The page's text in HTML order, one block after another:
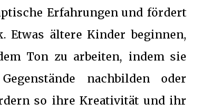
Erfahrungen und fördert
Etwas ältere Kinder beginnen,
Ton zu arbeiten, indem sie
nachbilden oder
so ihre Kreativität und ihr